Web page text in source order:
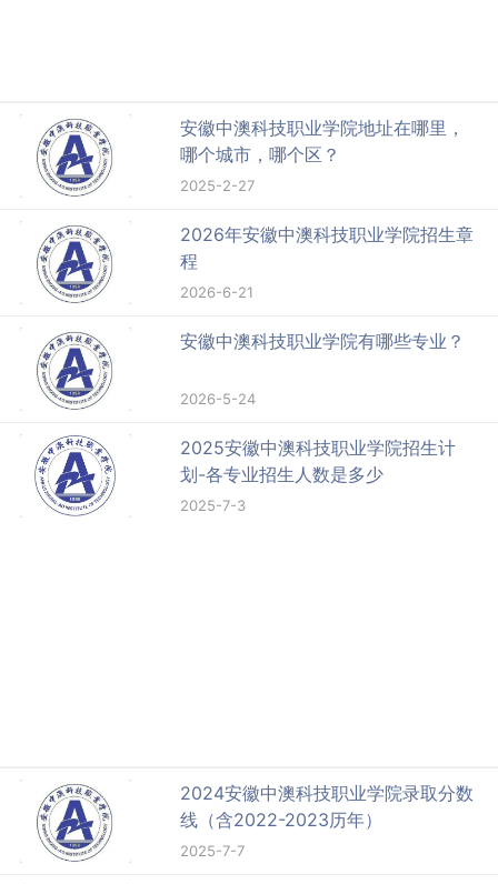
安徽中澳科技职业学院地址在哪里，
哪个城市，哪个区？
2025-2-27
2026年安徽中澳科技职业学院招生章
程
2026-6-21
安徽中澳科技职业学院有哪些专业？
2026-5-24
2025安徽中澳科技职业学院招生计
划-各专业招生人数是多少
2025-7-3
2024安徽中澳科技职业学院录取分数
线（含2022-2023历年）
2025-7-7